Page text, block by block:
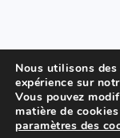
Nous utilisons
expérience sur
Vous pouvez
matière de
paramètres des